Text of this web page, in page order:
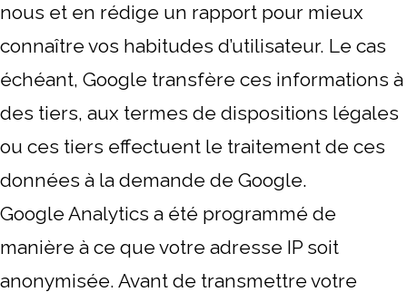
nous et en rédige un rapport pour mieux
connaître vos habitudes d’utilisateur. Le cas
échéant, Google transfère ces informations à
des tiers, aux termes de dispositions légales
ou ces tiers effectuent le traitement de ces
données à la demande de Google.
Google Analytics a été programmé de
manière à ce que votre adresse IP soit
anonymisée. Avant de transmettre votre